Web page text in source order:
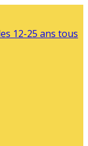
12-25 ans tous